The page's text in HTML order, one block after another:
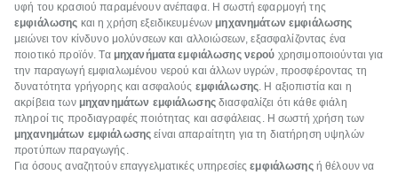
υφή του κρασιού παραμένουν ανέπαφα. Η σωστή εφαρμογή της
εμφιάλωσης και η χρήση εξειδικευμένων μηχανημάτων εμφιάλωσης
μειώνει τον κίνδυνο μολύνσεων και αλλοιώσεων, εξασφαλίζοντας ένα
ποιοτικό προϊόν. Τα μηχανήματα εμφιάλωσης νερού χρησιμοποιούνται για
την παραγωγή εμφιαλωμένου νερού και άλλων υγρών, προσφέροντας τη
δυνατότητα γρήγορης και ασφαλούς εμφιάλωσης. Η αξιοπιστία και η
ακρίβεια των μηχανημάτων εμφιάλωσηςδιασφαλίζει ότι κάθε φιάλη
πληροί τις προδιαγραφές ποιότητας και ασφάλειας. Η σωστή χρήση των
μηχανημάτων εμφιάλωσης είναι απαραίτητη για τη διατήρηση υψηλών
προτύπων παραγωγής.
Για όσους αναζητούν επαγγελματικές υπηρεσίεςεμφιάλωσηςή θέλουν να